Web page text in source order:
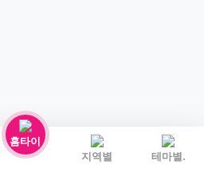
홈타이
지역별
테마별.